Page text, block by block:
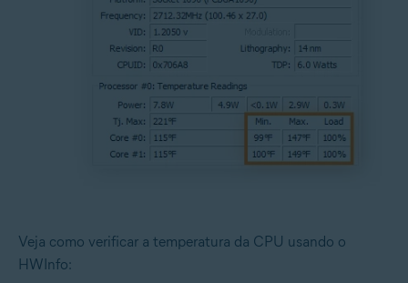
Veja como verificar a temperatura da CPU usando o
HWInfo: